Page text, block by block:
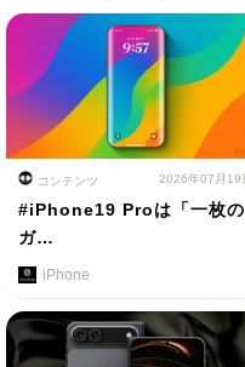
コンテンツ 2026年07月19
#iPhone19 Proは「一枚の
ガ…
iPhone